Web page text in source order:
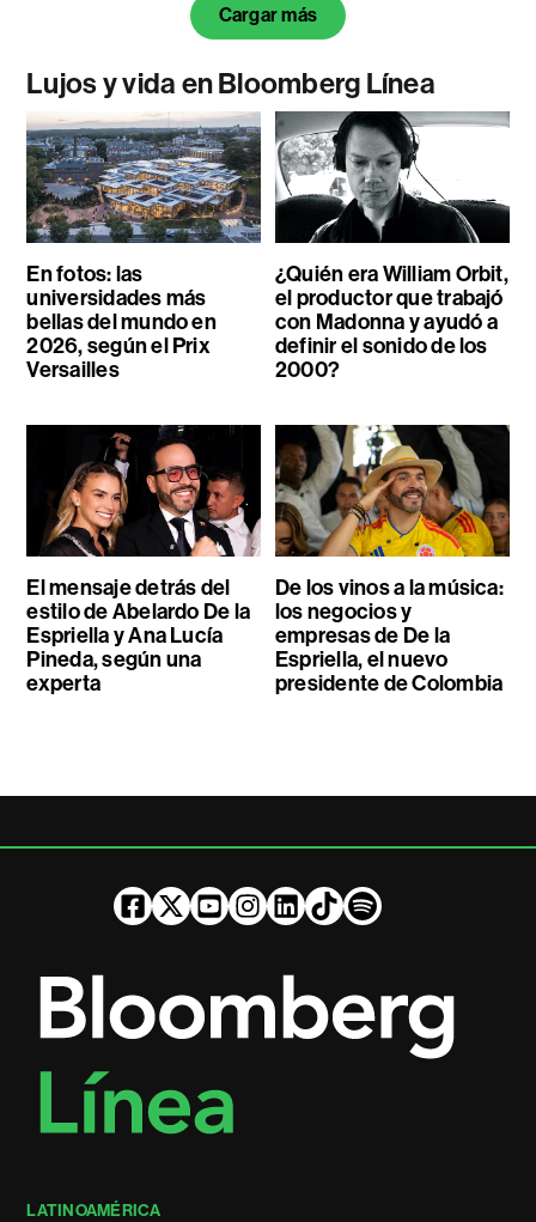
Cargar más
Lujos y vida en Bloomberg Línea
En fotos: las
universidades más
bellas del mundo en
2026, según el Prix
Versailles
¿Quién era William Orbit,
el productor que trabajó
con Madonna y ayudó a
definir el sonido de los
2000?
El mensaje detrás del
estilo de Abelardo De la
Espriella y Ana Lucía
Pineda, según una
experta
De los vinos a la música:
los negocios y
empresas de De la
Espriella, el nuevo
presidente de Colombia
LATINOAMÉRICA